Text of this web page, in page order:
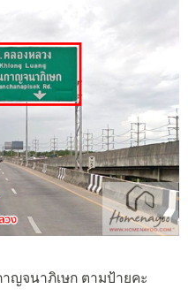
ญจนาภิเษก ตามป้ายคะ